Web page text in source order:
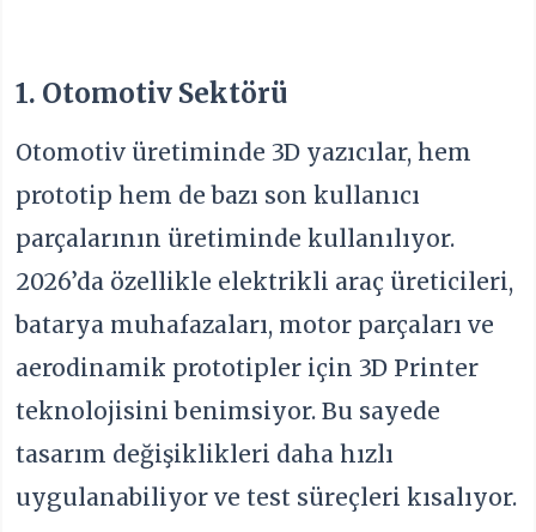
1. Otomotiv Sektörü
Otomotiv üretiminde 3D yazıcılar, hem
prototip hem de bazı son kullanıcı
parçalarının üretiminde kullanılıyor.
2026’da özellikle elektrikli araç üreticileri,
batarya muhafazaları, motor parçaları ve
aerodinamik prototipler için 3D Printer
teknolojisini benimsiyor. Bu sayede
tasarım değişiklikleri daha hızlı
uygulanabiliyor ve test süreçleri kısalıyor.